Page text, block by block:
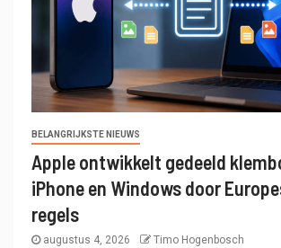
BELANGRIJKSTE NIEUWS
Apple ontwikkelt gedeeld
iPhone en Windows door
regels
augustus 4, 2026 Timo Hogenbosch